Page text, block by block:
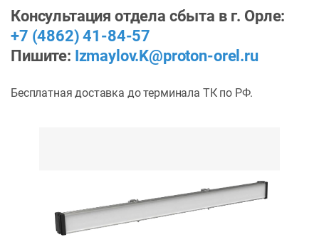
Консультация отдела сбыта в г. Орле:
+7 (4862) 41-84-57
Пишите: Izmaylov.K@proton-orel.ru
Бесплатная доставка до терминала ТК по РФ.